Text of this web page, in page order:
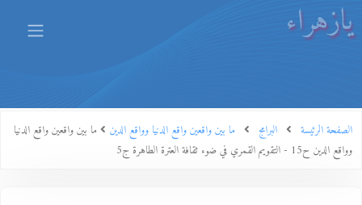
يازهراء
الصفحة الرئيسة البرامج ما بين واقعين واقع الدنيا وواقع الدين
ما بين واقعين واقع الدنيا
وواقع الدين ح15 - التقويم القمري في ضوء ثقافة العترة الطاهرة ج5